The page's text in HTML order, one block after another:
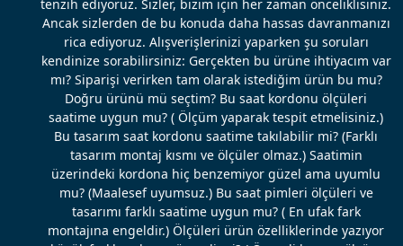
tenzih ediyoruz. Sizler, bizim için her zaman önceliklisiniz.
Ancak sizlerden de bu konuda daha hassas davranmanızı
rica ediyoruz. Alışverişlerinizi yaparken şu soruları
kendinize sorabilirsiniz: Gerçekten bu ürüne ihtiyacım var
mı? Siparişi verirken tam olarak istediğim ürün bu mu?
Doğru ürünü mü seçtim? Bu saat kordonu ölçüleri
saatime uygun mu? ( Ölçüm yaparak tespit etmelisiniz.)
Bu tasarım saat kordonu saatime takılabilir mi? (Farklı
tasarım montaj kısmı ve ölçüler olmaz.) Saatimin
üzerindeki kordona hiç benzemiyor güzel ama uyumlu
mu? (Maalesef uyumsuz.) Bu saat pimleri ölçüleri ve
tasarımı farklı saatime uygun mu? ( En ufak fark
montajına engeldir.) Ölçüleri ürün özelliklerinde yazıyor